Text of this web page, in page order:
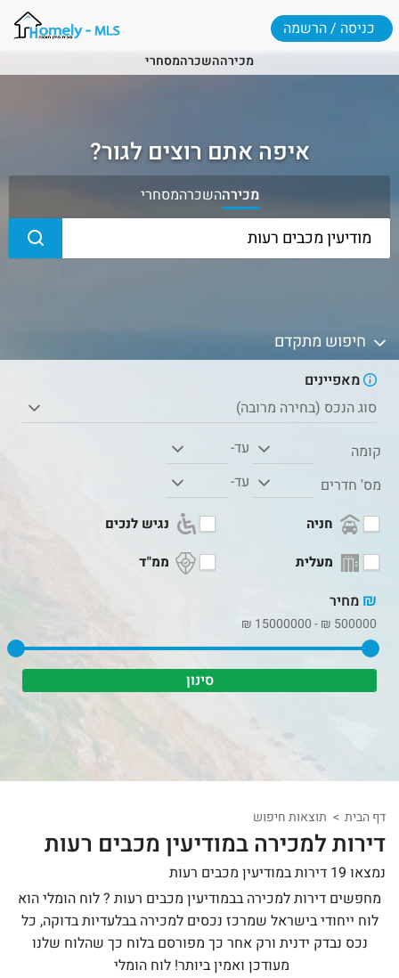
מכירההשכרהמסחרי
כניסה / הרשמה
איפה אתם רוצים לגור?
מכירההשכרהמסחרי
חיפוש מתקדם
מאפיינים
סוג הנכס (בחירה מרובה)
קומה
עד-
מס' חדרים
עד-
חניה
נגיש לנכים
מעלית
ממ"ד
₪ מחיר
500000
₪
-
15000000
₪
דף הבית תוצאות חיפוש
דירות למכירה במודיעין מכבים רעות
נמצאו 19 דירות במודיעין מכבים רעות
מחפשים דירות למכירה בבמודיעין מכבים רעות ? לוח הומלי הוא
לוח ייחודי בישראל שמרכז נכסים למכירה בבלעדיות בדוקה, כל
נכס נבדק ידנית ורק אחר כך מפורסם בלוח כך שהלוח שלנו
מעודכן ואמין ביותר! לוח הומלי